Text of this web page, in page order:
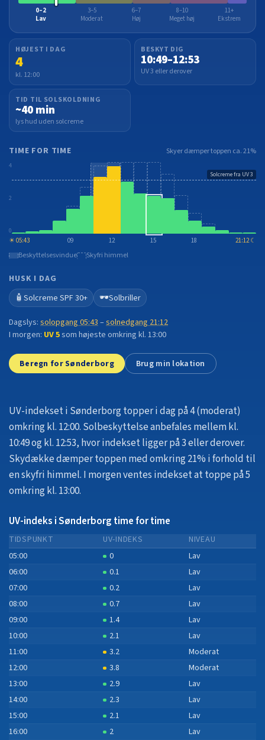
0–2
Lav
3–5
Moderat
6–7
Høj
8–10
Meget høj
11+
Ekstrem
HØJEST I DAG
4
kl. 12:00
BESKYT DIG
10:49–12:53
UV 3 eller derover
TID TIL SOLSKOLDNING
~40 min
lys hud uden solcreme
TIME FOR TIME Skyer dæmper toppen ca. 21%
4
2
0
Solcreme fra UV 3
☀ 05:43 09 12 15 18 21:12☾
Beskyttelsesvindue Skyfri himmel
HUSK I DAG
🧴 Solcreme SPF 30+ 🕶️Solbriller
Dagslys: solopgang 05:43– solnedgang 21:12
I morgen: UV5som højeste omkring kl. 13:00
Beregn for Sønderborg Brug min lokation
UV-indekset i Sønderborg topper i dag på 4 (moderat)
omkring kl. 12:00. Solbeskyttelse anbefales mellem kl.
10:49 og kl. 12:53, hvor indekset ligger på 3 eller derover.
Skydække dæmper toppen med omkring 21% i forhold til
en skyfri himmel. I morgen ventes indekset at toppe på 5
omkring kl. 13:00.
UV-indeks i Sønderborg time for time
TIDSPUNKT UV-INDEKS
NIVEAU
05:00
0
Lav
06:00
0.1
Lav
07:00
0.2
Lav
08:00
0.7
Lav
09:00
1.4
Lav
10:00
2.1
Lav
11:00
3.2
Moderat
12:00
3.8
Moderat
13:00
2.9
Lav
14:00
2.3
Lav
15:00
2.1
Lav
16:00
2 Lav